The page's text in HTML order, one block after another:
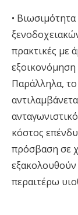
• Βιωσιμότητα
πρακτικές με
εξοικονόμηση
Παράλληλα,
κόστος
πρόσβαση σε
εξακολουθούν
περαιτέρω